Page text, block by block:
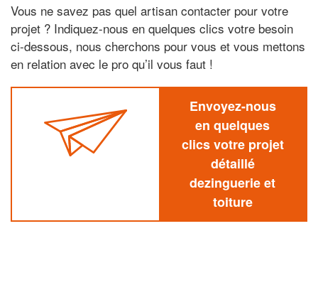
Vous ne savez pas quel artisan contacter pour votre
projet ? Indiquez-nous en quelques clics votre besoin
ci-dessous, nous cherchons pour vous et vous mettons
en relation avec le pro qu’il vous faut !
Envoyez-nous
en quelques
clics votre projet
détaillé
dezinguerie et
toiture